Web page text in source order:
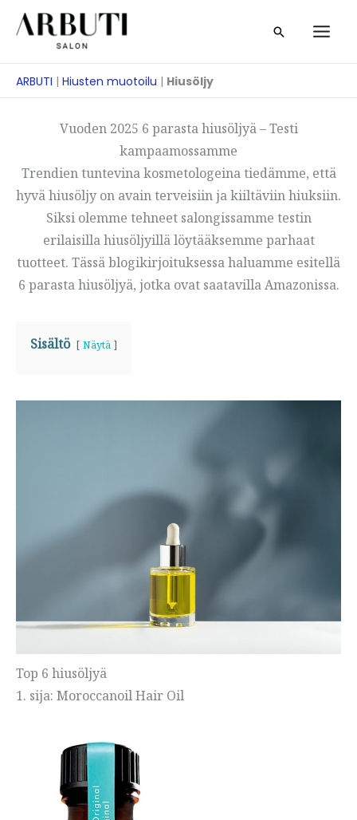
Siirry
sisältöön
Etsi
ARBUTI | Hiusten muotoilu | Hiusöljy
Vuoden 2025 6 parasta hiusöljyä – Testi
kampaamossamme
Trendien tuntevina kosmetologeina tiedämme, että
hyvä hiusöljy on avain terveisiin ja kiiltäviin hiuksiin.
Siksi olemme tehneet salongissamme testin
erilaisilla hiusöljyillä löytääksemme parhaat
tuotteet. Tässä blogikirjoituksessa haluamme esitellä
6 parasta hiusöljyä, jotka ovat saatavilla Amazonissa.
Sisältö Näytä
Top 6 hiusöljyä
1. sija: Moroccanoil Hair Oil